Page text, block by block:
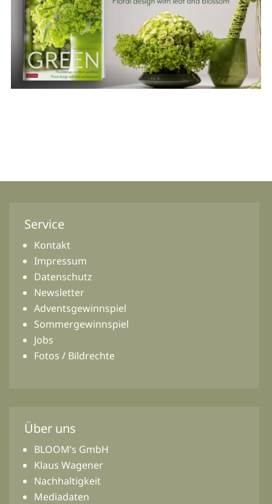
Service
Kontakt
Impressum
Datenschutz
Newsletter
Adventsgewinnspiel
Sommergewinnspiel
Jobs
Fotos / Bildrechte
Über uns
BLOOM’s GmbH
Klaus Wagener
Nachhaltigkeit
Mediadaten